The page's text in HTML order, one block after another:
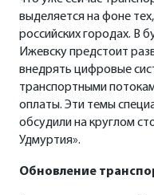
выделяется на фоне
российских городах. В
Ижевску предстоит
внедрять цифровые
транспортными
оплаты. Эти темы
обсудили на круглом
Удмуртия».
Обновление